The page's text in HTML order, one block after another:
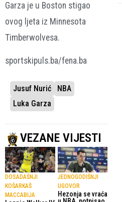
Garza je u Boston stigao
ovog ljeta iz Minnesota
Timberwolvesa.
sportskipuls.ba/fena.ba
Jusuf Nurić
NBA
Luka Garza
VEZANE VIJESTI
DOSADAŠNJI
KOŠARKAŠ
MACCABIJA
JEDNOGODIŠNJI
UGOVOR
Hezonja se vraća